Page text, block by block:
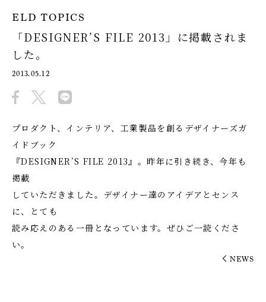
ELD TOPICS
「DESIGNER’S FILE 2013」に掲載されま
した。
2013.05.12
プロダクト、インテリア、工業製品を創るデザイナーズガ
イドブック
『DESIGNER’S FILE 2013』。昨年に引き続き、今年も
掲載
していただきました。デザイナー達のアイデアとセンス
に、とても
読み応えのある一冊となっています。ぜひご一読くださ
い。
NEWS